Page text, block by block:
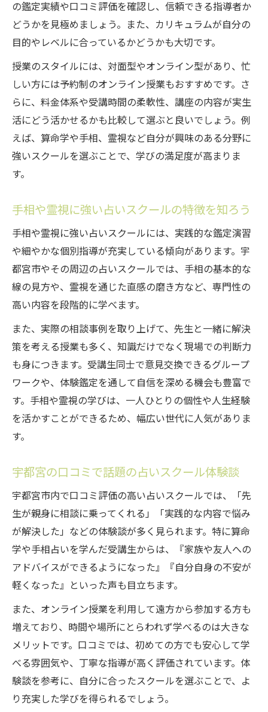
霊視・手相がもたらす具体的な変化体験談
口コミ評価の高い占い診断の活用ポイント
占いスクール受講後の人生の変化に迫る
信頼できる占いスクール選びの秘訣を公開
信頼できる占いスクールの見極め方入門
口コミで評判の占いスクールの選び方とは
宇都宮市で安心して学べる占い診断の特徴
占いスクール選びで後悔しないポイント
心に寄り添う占い診断が日常にもたらす変
化
占いスクールで学ぶ日常実践のコツを伝授
宇都宮市で人気の占い診断活用術まとめ
口コミから分かる心に響く占いの選び方
霊視や手相が日常の悩み解決に役立つ理由
の鑑定実績や口コミ評価を確認し、信頼できる指導者か
どうかを見極めましょう。また、カリキュラムが自分の
目的やレベルに合っているかどうかも大切です。
授業のスタイルには、対面型やオンライン型があり、忙
しい方には予約制のオンライン授業もおすすめです。さ
らに、料金体系や受講時間の柔軟性、講座の内容が実生
活にどう活かせるかも比較して選ぶと良いでしょう。例
えば、算命学や手相、霊視など自分が興味のある分野に
強いスクールを選ぶことで、学びの満足度が高まりま
す。
手相や霊視に強い占いスクールの特徴を知ろう
手相や霊視に強い占いスクールには、実践的な鑑定演習
や細やかな個別指導が充実している傾向があります。宇
都宮市やその周辺の占いスクールでは、手相の基本的な
線の見方や、霊視を通じた直感の磨き方など、専門性の
高い内容を段階的に学べます。
また、実際の相談事例を取り上げて、先生と一緒に解決
策を考える授業も多く、知識だけでなく現場での判断力
も身につきます。受講生同士で意見交換できるグループ
ワークや、体験鑑定を通して自信を深める機会も豊富で
す。手相や霊視の学びは、一人ひとりの個性や人生経験
を活かすことができるため、幅広い世代に人気がありま
す。
宇都宮の口コミで話題の占いスクール体験談
宇都宮市内で口コミ評価の高い占いスクールでは、「先
生が親身に相談に乗ってくれる」「実践的な内容で悩み
が解決した」などの体験談が多く見られます。特に算命
学や手相占いを学んだ受講生からは、『家族や友人への
アドバイスができるようになった』『自分自身の不安が
軽くなった』といった声も目立ちます。
また、オンライン授業を利用して遠方から参加する方も
増えており、時間や場所にとらわれず学べるのは大きな
メリットです。口コミでは、初めての方でも安心して学
べる雰囲気や、丁寧な指導が高く評価されています。体
験談を参考に、自分に合ったスクールを選ぶことで、よ
り充実した学びを得られるでしょう。